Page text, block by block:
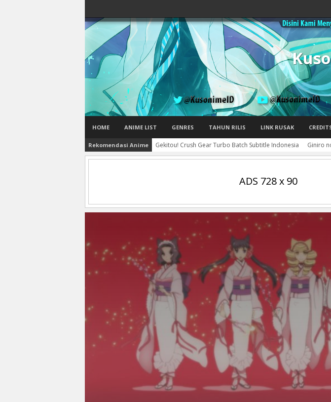
HOME ANIME LIST GENRES TAHUN RILIS LINK RUSAK
Rekomendasi Anime Gekitou! Crush Gear Turbo Batch Subtitle Indonesia Giniro
ADS 728 x 90